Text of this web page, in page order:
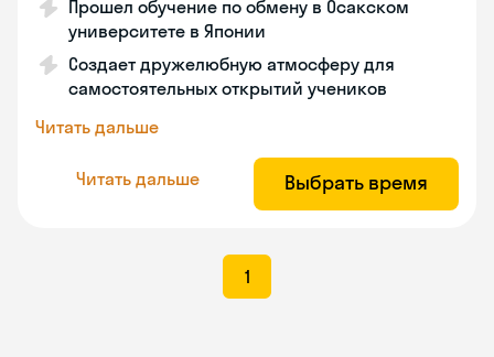
Прошел обучение по обмену в Осакском
университете в Японии
Создает дружелюбную атмосферу для
самостоятельных открытий учеников
Читать дальше
Читать дальше Выбрать время
1